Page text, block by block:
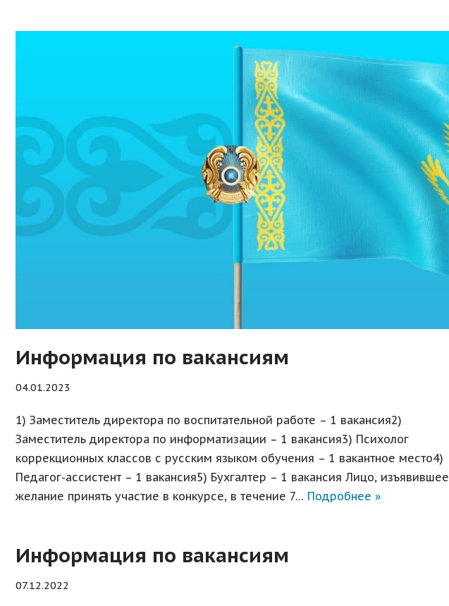
Информация по вакансиям
04.01.2023
1) Заместитель директора по воспитательной работе – 1 вакансия2)
Заместитель директора по информатизации – 1 вакансия3) Психолог
коррекционных классов с русским языком обучения – 1 вакантное место4)
Педагог-ассистент – 1 вакансия5) Бухгалтер – 1 вакансия Лицо, изъявившее
желание принять участие в конкурсе, в течение 7… Подробнее »
Информация по вакансиям
07.12.2022